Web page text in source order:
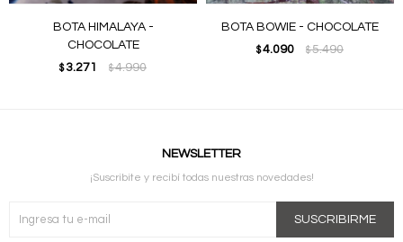
BOTA HIMALAYA -
CHOCOLATE
$3.271 $4.990
BOTA BOWIE - CHOCOLATE
$4.090 $5.490
NEWSLETTER
¡Suscribite y recibí todas nuestras novedades!
SUSCRIBIRME